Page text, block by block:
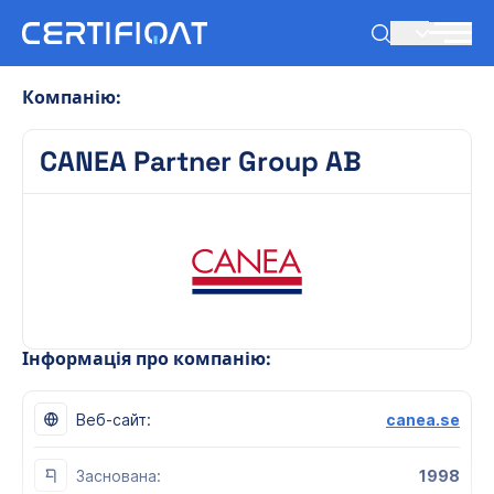
Компанію:
CANEA Partner Group AB
Інформація про компанію:
Веб-сайт: canea.se
Заснована: 1998